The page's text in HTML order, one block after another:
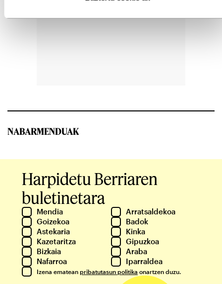
NABARMENDUAK
Harpidetu Berriaren
buletinetara
Mendia
Arratsaldekoa
Goizekoa
Badok
Astekaria
Kinka
Kazetaritza
Gipuzkoa
Bizkaia
Araba
Nafarroa
Iparraldea
Izena ematean pribatutasun politika onartzen duzu.